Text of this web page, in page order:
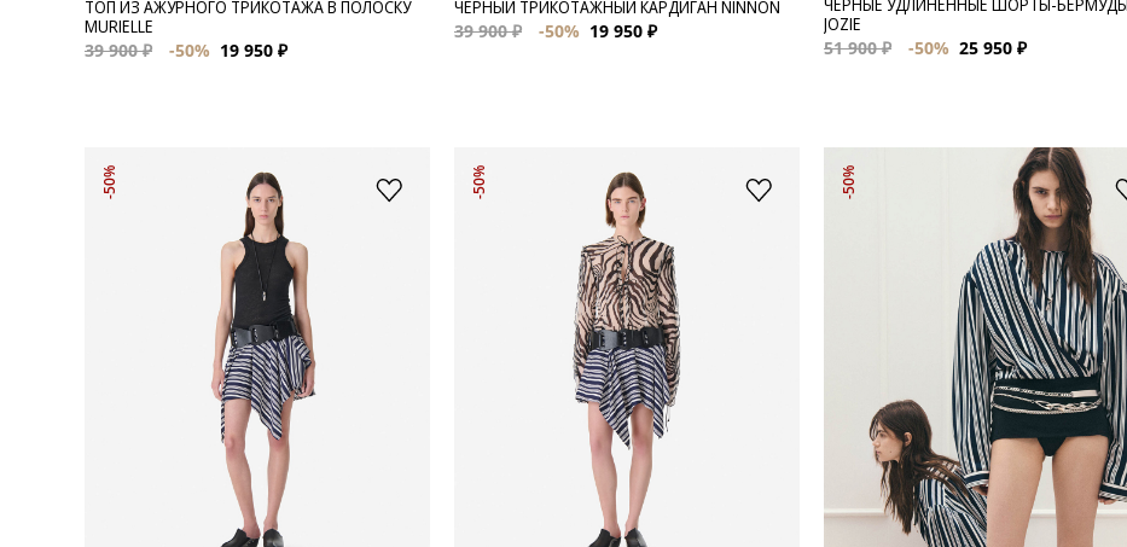
ТОП ИЗ АЖУРНОГО ТРИКОТАЖА В ПОЛОСКУ
MURIELLE
39 900 ₽
-50% 19 950 ₽
ЧЕРНЫЙ ТРИКОТАЖНЫЙ КАРДИГАН NINNON
39 900 ₽
-50% 19 950 ₽
ЧЕРНЫЕ УДЛИНЕННЫЕ ШОРТЫ-БЕРМУДЫ
JOZIE
51 900 ₽
-50% 25 950 ₽
-50% -50% -50%